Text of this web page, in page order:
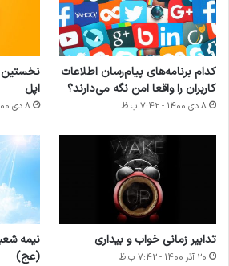
کدام برنامه‌های پیام‌رسان اطلاعات
کاربران را واقعا امن نگه می‌دارند؟
8 دی 1400 - 7:42 ب.ظ
نخستین
اپل
8 دی 1400 - 7:42 ب.ظ
تدابیر زمانی خواب و بیداری
20 آذر 1400 - 7:42 ب.ظ
نیمه
(عج)